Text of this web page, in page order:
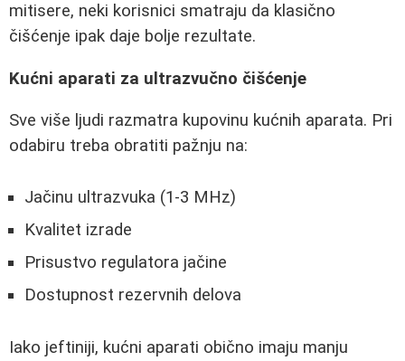
mitisere, neki korisnici smatraju da klasično
čišćenje ipak daje bolje rezultate.
Kućni aparati za ultrazvučno čišćenje
Sve više ljudi razmatra kupovinu kućnih aparata. Pri
odabiru treba obratiti pažnju na:
Jačinu ultrazvuka (1-3 MHz)
Kvalitet izrade
Prisustvo regulatora jačine
Dostupnost rezervnih delova
Iako jeftiniji, kućni aparati obično imaju manju